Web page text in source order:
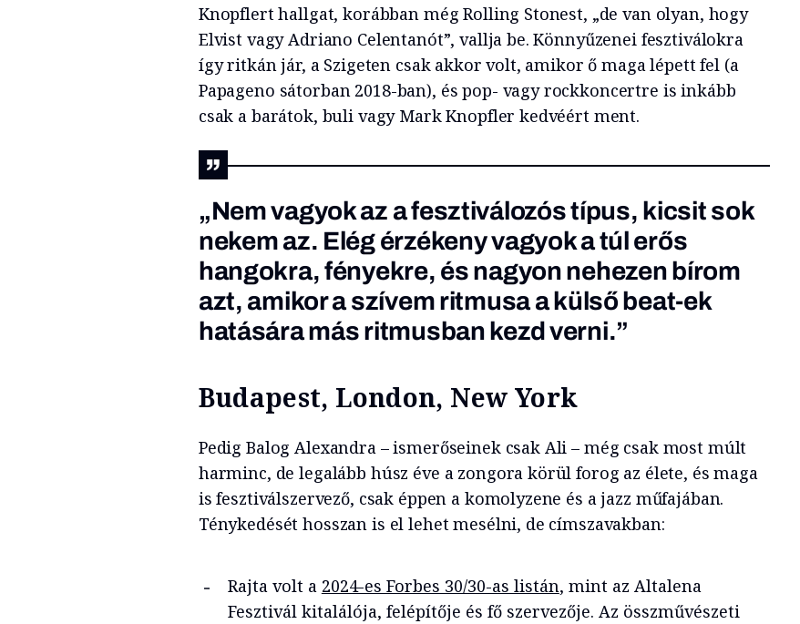
Knopflert hallgat, korábban még Rolling Stonest, „de van olyan, hogy
Elvist vagy Adriano Celentanót”, vallja be. Könnyűzenei fesztiválokra
így ritkán jár, a Szigeten csak akkor volt, amikor ő maga lépett fel (a
Papageno sátorban 2018-ban), és pop- vagy rockkoncertre is inkább
csak a barátok, buli vagy Mark Knopfler kedvéért ment.
„Nem vagyok az a fesztiválozós típus, kicsit sok
nekem az. Elég érzékeny vagyok a túl erős
hangokra, fényekre, és nagyon nehezen bírom
azt, amikor a szívem ritmusa a külső beat-ek
hatására más ritmusban kezd verni.”
Budapest, London, New York
Pedig Balog Alexandra – ismerőseinek csak Ali – még csak most múlt
harminc, de legalább húsz éve a zongora körül forog az élete, és maga
is fesztiválszervező, csak éppen a komolyzene és a jazz műfajában.
Ténykedését hosszan is el lehet mesélni, de címszavakban:
Rajta volt a 2024-es Forbes 30/30-as listán, mint az Altalena
Fesztivál kitalálója, felépítője és fő szervezője. Az összművészeti